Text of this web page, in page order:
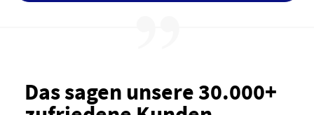
Das sagen unsere 30.000+